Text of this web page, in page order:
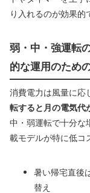
り入れるのが効果的
弱・中・強運転
的な運用のため
消費電力は風量に応
転すると月の電気代
中・弱運転で十分な
載モデルが特に低コ
暑い帰宅直後
替え